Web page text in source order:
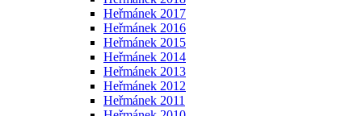
Heřmánek 2017
Heřmánek 2016
Heřmánek 2015
Heřmánek 2014
Heřmánek 2013
Heřmánek 2012
Heřmánek 2011